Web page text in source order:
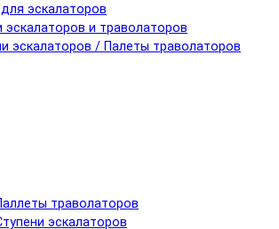
эскалаторов
эскалаторов и траволаторов
эскалаторов / Палеты траволаторов
траволаторов
эскалаторов